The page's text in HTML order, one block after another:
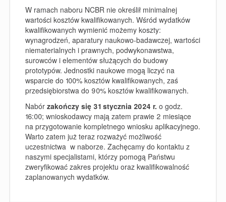
W ramach naboru NCBR nie określił minimalnej
wartości kosztów kwalifikowanych. Wśród wydatków
kwalifikowanych wymienić możemy koszty:
wynagrodzeń, aparatury naukowo-badawczej, wartości
niematerialnych i prawnych, podwykonawstwa,
surowców i elementów służących do budowy
prototypów. Jednostki naukowe mogą liczyć na
wsparcie do 100% kosztów kwalifikowanych, zaś
przedsiębiorstwa do 90% kosztów kwalifikowanych.
Nabór zakończy się 31 stycznia 2024 r. o godz.
16:00; wnioskodawcy mają zatem prawie 2 miesiące
na przygotowanie kompletnego wniosku aplikacyjnego.
Warto zatem już teraz rozważyć możliwość
uczestnictwa w naborze. Zachęcamy do kontaktu z
naszymi specjalistami, którzy pomogą Państwu
zweryfikować zakres projektu oraz kwalifikowalność
zaplanowanych wydatków.